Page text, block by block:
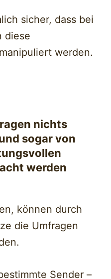
sicher, dass bei
diese
werden.
nichts
sogar von
werden
können durch
die Umfragen
Sender –